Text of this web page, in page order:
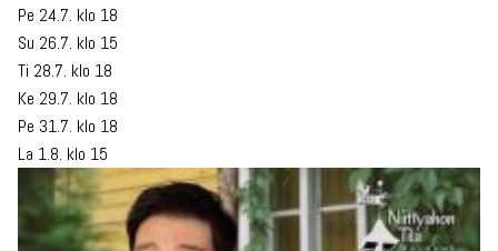
Pe 24.7. klo 18
Su 26.7. klo 15
Ti 28.7. klo 18
Ke 29.7. klo 18
Pe 31.7. klo 18
La 1.8. klo 15